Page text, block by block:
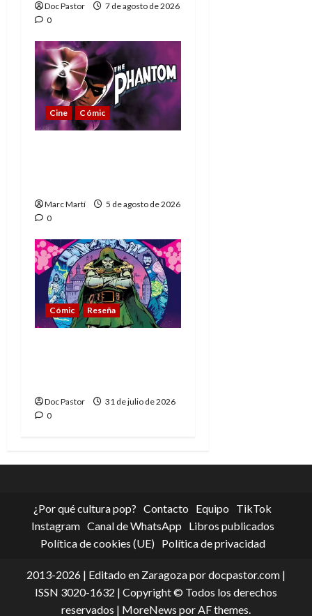
Doc Pastor
7 de agosto de 2026
0
Cine Cómic
Marc Martí
5 de agosto de 2026
0
Cómic Reseña
Doc Pastor
31 de julio de 2026
0
¿Por qué cultura pop? Contacto Equipo
TikTok
Instagram Canal de WhatsApp
Libros publicados
Política de cookies (UE)
Política de privacidad
2013-2026 | Editado en Zaragoza por docpastor.com |
ISSN 3020-1632 | Copyright © Todos los derechos
reservados | MoreNews por AF themes.